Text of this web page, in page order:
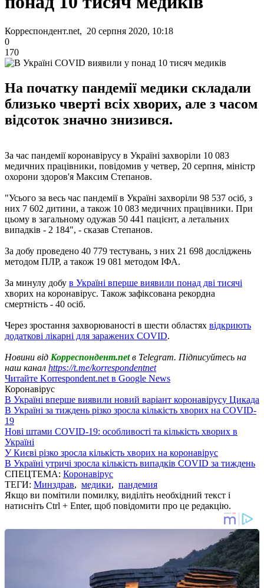
Корреспондент.net, 20 серпня 2020, 10:18
0
170
На початку пандемії медики складали
близько чверті всіх хворих, але з часом
відсоток значно знизився.
За час пандемії коронавірусу в Україні захворіли 10 083
медичних працівники, повідомив у четвер, 20 серпня, міністр
охорони здоров'я Максим Степанов.
"Усього за весь час пандемії в Україні захворіли 98 537 осіб, з
них 7 602 дитини, а також 10 083 медичних працівники. При
цьому в загальному одужав 50 441 пацієнт, а летальних
випадків - 2 184", - сказав Степанов.
За добу проведено 40 779 тестувань, з них 21 698 досліджень
методом ПЛР, а також 19 081 методом ІФА.
За минулу добу в Україні вперше виявили понад дві тисячі
хворих на коронавірус. Також зафіксована рекордна
смертність - 40 осіб.
Через зростання захворюваності в шести областях відкриють
додаткові лікарні для заражених COVID.
Новини від Корреспондент.netв Telegram. Підписуйтесь на
наш канал https://t.me/korrespondentnet
Читайте Korrespondent.net в Google News
Коронавірус
В Україні вперше виявили новий варіант коронавірусу Цикада
В Україні за тиждень різко зросла кількість хворих на COVID-
19
Нові штами COVID-19: особливості та кількість хворих в
Україні
У Києві різко зросла кількість хворих на коронавірус
В Україні утричі зросла кількість випадків COVID за тиждень
СПЕЦТЕМА: Коронавірус
ТЕГИ: Минздрав, медики, пандемия
Якщо ви помітили помилку, виділіть необхідний текст і
натисніть Ctrl + Enter, щоб повідомити про це редакцію.